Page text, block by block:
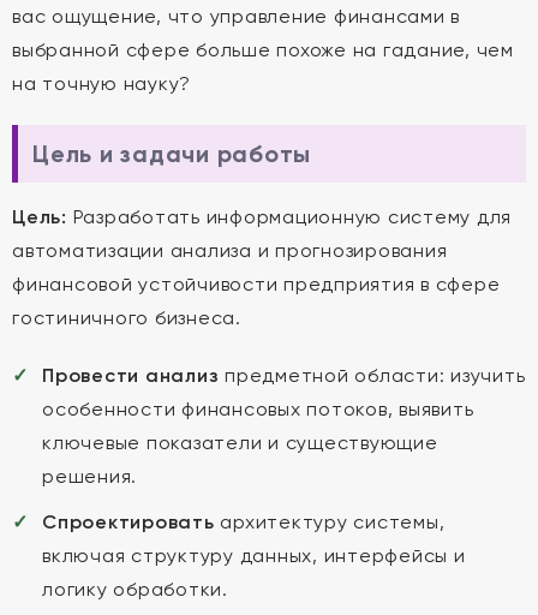
вас ощущение, что управление финансами в
выбранной сфере больше похоже на гадание, чем
на точную науку?
Цель и задачи работы
Цель: Разработать информационную систему для
автоматизации анализа и прогнозирования
финансовой устойчивости предприятия в сфере
гостиничного бизнеса.
Провести анализ предметной области: изучить
особенности финансовых потоков, выявить
ключевые показатели и существующие
решения.
Спроектировать архитектуру системы,
включая структуру данных, интерфейсы и
логику обработки.